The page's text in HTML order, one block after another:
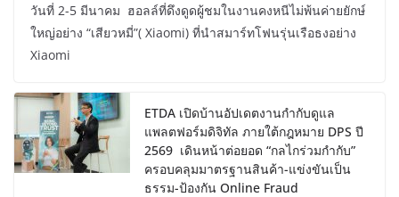
วันที่ 2-5 มีนาคม ฮอลล์ที่ดึงดูดผู้ชมในงานคงหนีไม่พ้นค่ายยักษ์
ใหญ่อย่าง “เสียวหมี่”( Xiaomi) ที่นำสมาร์ทโฟนรุ่นเรือธงอย่าง
Xiaomi
ETDA เปิดบ้านอัปเดตงานกำกับดูแล
แพลตฟอร์มดิจิทัล ภายใต้กฎหมาย DPS ปี
2569 เดินหน้าต่อยอด “กลไกร่วมกำกับ”
ครอบคลุมมาตรฐานสินค้า-แข่งขันเป็น
ธรรม-ป้องกัน Online Fraud